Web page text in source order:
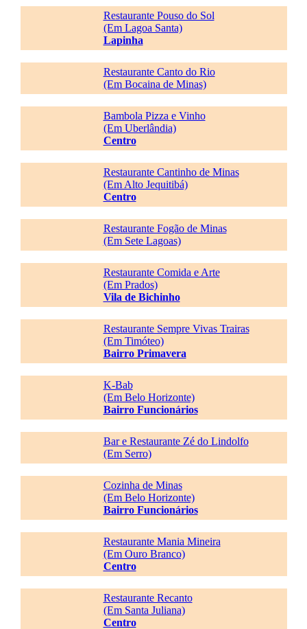
Restaurante Pouso do Sol
(Em Lagoa Santa)
Lapinha
Restaurante Canto do Rio
(Em Bocaina de Minas)
Bambola Pizza e Vinho
(Em Uberlândia)
Centro
Restaurante Cantinho de Minas
(Em Alto Jequitibá)
Centro
Restaurante Fogão de Minas
(Em Sete Lagoas)
Restaurante Comida e Arte
(Em Prados)
Vila de Bichinho
Restaurante Sempre Vivas Trairas
(Em Timóteo)
Bairro Primavera
K-Bab
(Em Belo Horizonte)
Bairro Funcionários
Bar e Restaurante Zé do Lindolfo
(Em Serro)
Cozinha de Minas
(Em Belo Horizonte)
Bairro Funcionários
Restaurante Mania Mineira
(Em Ouro Branco)
Centro
Restaurante Recanto
(Em Santa Juliana)
Centro